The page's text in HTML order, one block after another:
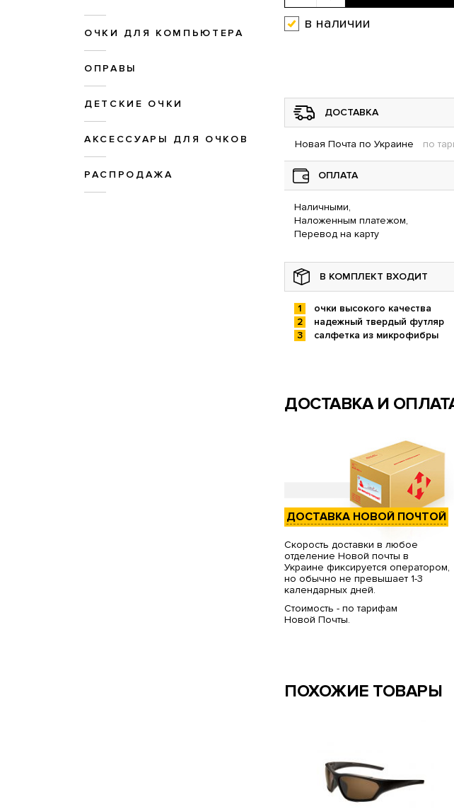
ОЧКИ ДЛЯ КОМПЬЮТЕРА
ОПРАВЫ
ДЕТСКИЕ ОЧКИ
АКСЕССУАРЫ ДЛЯ ОЧКОВ
РАСПРОДАЖА
в наличии
ДОСТАВКА
Новая Почта по Украине по
ОПЛАТА
Наличными,
Наложенным платежом,
Перевод на карту
В КОМПЛЕКТ ВХОДИТ
очки высокого качества
надежный твердый футляр
салфетка из микрофибры
ДОСТАВКА И
ДОСТАВКА НОВОЙ ПОЧТОЙ
Скорость доставки в любое
отделение Новой почты в
Украине фиксируется оператором,
но обычно не превышает 1-3
календарных дней.
Стоимость - по тарифам
Новой Почты.
ПОХОЖИЕ ТОВАРЫ